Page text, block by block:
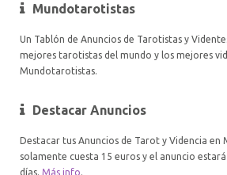
Mundotarotistas
Un Tablón de Anuncios de Tarotistas y
mejores tarotistas del mundo y los mejores
Mundotarotistas.
Destacar Anuncios
Destacar tus Anuncios de Tarot y Videncia en
solamente cuesta 15 euros y el anuncio
días. Más info.